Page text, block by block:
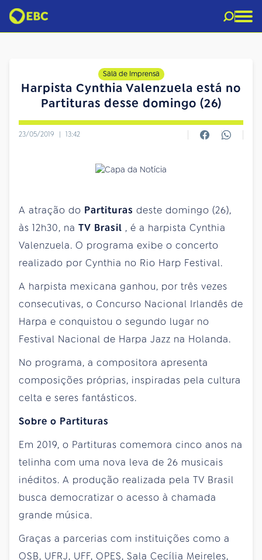
Sala de Imprensa
Harpista Cynthia Valenzuela está no
Partituras desse domingo (26)
23/05/2019 | 13:42
A atração do Partituras deste domingo (26),
às 12h30, na TV Brasil , é a harpista Cynthia
Valenzuela. O programa exibe o concerto
realizado por Cynthia no Rio Harp Festival.
A harpista mexicana ganhou, por três vezes
consecutivas, o Concurso Nacional Irlandês de
Harpa e conquistou o segundo lugar no
Festival Nacional de Harpa Jazz na Holanda.
No programa, a compositora apresenta
composições próprias, inspiradas pela cultura
celta e seres fantásticos.
Sobre o Partituras
Em 2019, o Partituras comemora cinco anos na
telinha com uma nova leva de 26 musicais
inéditos. A produção realizada pela TV Brasil
busca democratizar o acesso à chamada
grande música.
Graças a parcerias com instituições como a
OSB, UFRJ, UFF, OPES, Sala Cecília Meireles,